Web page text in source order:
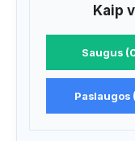
Kaip
Saugus
Paslaugos